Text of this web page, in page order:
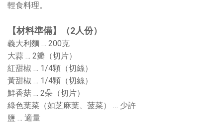
輕食料理。
【材料準備】（2人份）
義大利麵 … 200克
大蒜 … 2瓣（切片）
紅甜椒 … 1/4顆（切絲）
黃甜椒 … 1/4顆（切絲）
鮮香菇 … 2朵（切片）
綠色葉菜（如芝麻葉、菠菜） … 少許
鹽 … 適量